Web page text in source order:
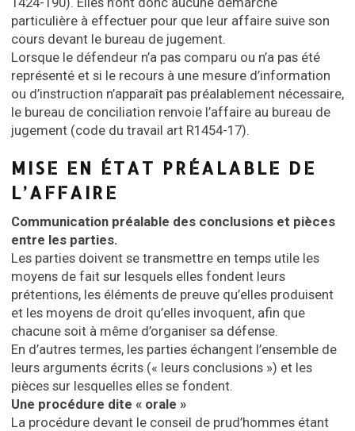
particulière à effectuer pour que leur affaire suive son
cours devant le bureau de jugement.
Lorsque le défendeur n’a pas comparu ou n’a pas été
représenté et si le recours à une mesure d’information
ou d’instruction n’apparaît pas préalablement nécessaire,
le bureau de conciliation renvoie l’affaire au bureau de
jugement (code du travail art R1454-17).
MISE EN ÉTAT PRÉALABLE DE
L’AFFAIRE
Communication préalable des conclusions et pièces
entre les parties.
Les parties doivent se transmettre en temps utile les
moyens de fait sur lesquels elles fondent leurs
prétentions, les éléments de preuve qu’elles produisent
et les moyens de droit qu’elles invoquent, afin que
chacune soit à même d’organiser sa défense.
En d’autres termes, les parties échangent l’ensemble de
leurs arguments écrits (« leurs conclusions ») et les
pièces sur lesquelles elles se fondent.
Une procédure dite « orale »
La procédure devant le conseil de prud’hommes étant